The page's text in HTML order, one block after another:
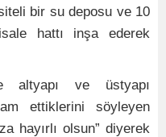
bir su deposu ve 10
hattı inşa ederek
altyapı ve üstyapı
ettiklerini söyleyen
hayırlı olsun” diyerek